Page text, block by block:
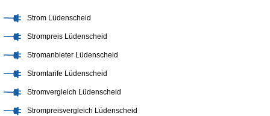
Strom Lüdenscheid
Strompreis Lüdenscheid
Stromanbieter Lüdenscheid
Stromtarife Lüdenscheid
Stromvergleich Lüdenscheid
Strompreisvergleich Lüdenscheid